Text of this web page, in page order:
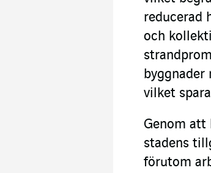
reducerad
och
byggnader
vilket
Genom att
stadens
förutom